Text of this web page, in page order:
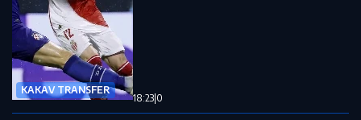
KAKAV TRANSFER
18:23 0